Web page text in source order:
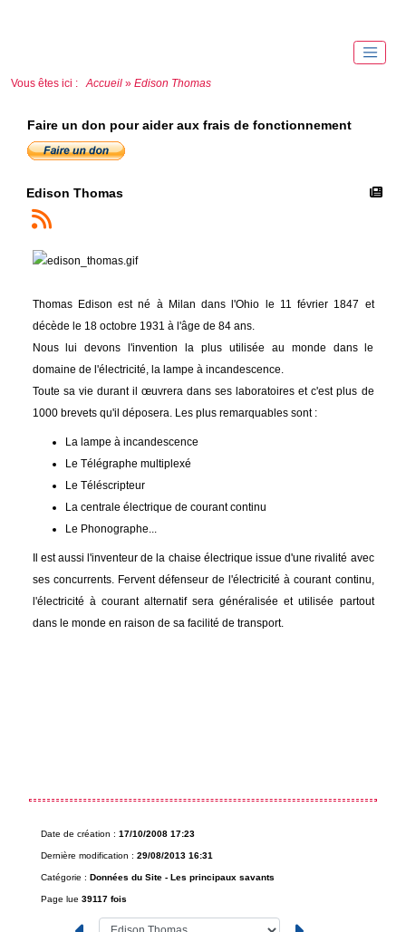
Vous êtes ici : Accueil » Edison Thomas
Faire un don pour aider aux frais de fonctionnement
Edison Thomas
Thomas Edison est né à Milan dans l'Ohio le 11 février 1847 et
décède le 18 octobre 1931 à l'âge de 84 ans.
Nous lui devons l'invention la plus utilisée au monde dans le
domaine de l'électricité, la lampe à incandescence.
Toute sa vie durant il œuvrera dans ses laboratoires et c'est plus de
1000 brevets qu'il déposera. Les plus remarquables sont :
La lampe à incandescence
Le Télégraphe multiplexé
Le Téléscripteur
La centrale électrique de courant continu
Le Phonographe...
Il est aussi l'inventeur de la chaise électrique issue d'une rivalité avec
ses concurrents. Fervent défenseur de l'électricité à courant continu,
l'électricité à courant alternatif sera généralisée et utilisée partout
dans le monde en raison de sa facilité de transport.
Date de création : 17/10/2008 17:23
Dernière modification : 29/08/2013 16:31
Catégorie : Données du Site - Les principaux savants
Page lue 39117 fois